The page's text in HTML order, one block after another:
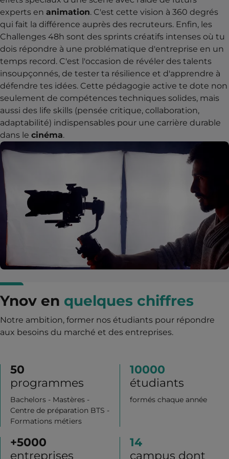
experts en animation. C'est cette vision à 360 degrés
qui fait la différence auprès des recruteurs. Enfin, les
Challenges 48h sont des sprints créatifs intenses où tu
dois répondre à une problématique d'entreprise en un
temps record. C'est l'occasion de révéler des talents
insoupçonnés, de tester ta résilience et d'apprendre à
défendre tes idées. Cette pédagogie active te dote non
seulement de compétences techniques solides, mais
aussi des life skills (pensée critique, collaboration,
adaptabilité) indispensables pour une carrière durable
dans le cinéma.
Ynov en quelques chiffres
Notre ambition, former nos étudiants pour répondre
aux besoins du marché et des entreprises.
50
programmes
Bachelors - Mastères -
Centre de préparation BTS -
Formations métiers
10000
étudiants
formés chaque année
+5000
entreprises
14
campus dont